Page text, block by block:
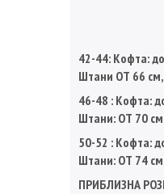
42-44: Кофта:
Штани ОТ 66
46-48 : Кофта:
Штани: ОТ 70
50-52 : Кофта:
Штани: ОТ 74
ПРИБЛИЗНА